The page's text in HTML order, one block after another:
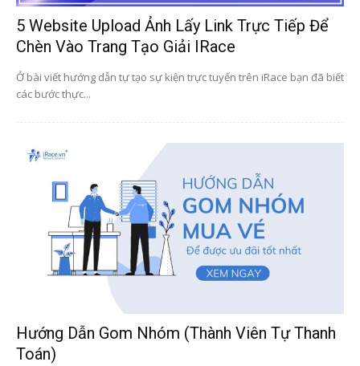
5 Website Upload Ảnh Lấy Link Trực Tiếp Để
Chèn Vào Trang Tạo Giải IRace
Ở bài viết hướng dẫn tự tạo sự kiện trực tuyến trên iRace bạn đã biết
các bước thực...
Hướng Dẫn Gom Nhóm (thành Viên Tự Thanh
Toán)